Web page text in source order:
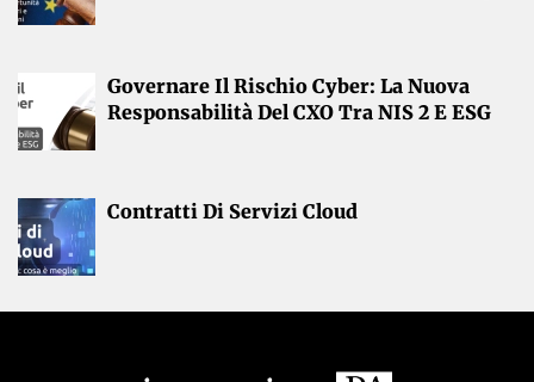
Governare Il Rischio Cyber: La Nuova
Responsabilità Del CXO Tra NIS 2 E ESG
Contratti Di Servizi Cloud